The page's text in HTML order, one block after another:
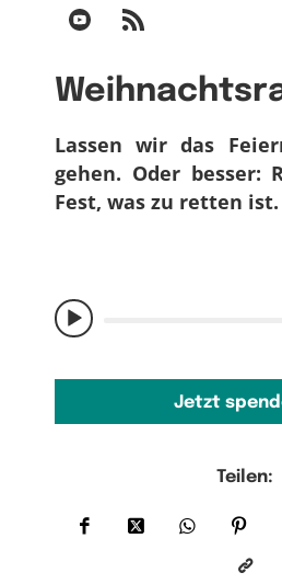
Lassen wir das
gehen. Oder besser:
Fest, was zu retten ist.
Jetzt
Teilen: